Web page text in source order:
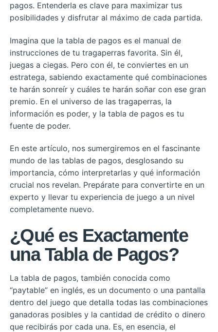
pagos. Entenderla es clave para maximizar tus
posibilidades y disfrutar al máximo de cada partida.
Imagina que la tabla de pagos es el manual de
instrucciones de tu tragaperras favorita. Sin él,
juegas a ciegas. Pero con él, te conviertes en un
estratega, sabiendo exactamente qué combinaciones
te harán sonreír y cuáles te harán soñar con ese gran
premio. En el universo de las tragaperras, la
información es poder, y la tabla de pagos es tu
fuente de poder.
En este artículo, nos sumergiremos en el fascinante
mundo de las tablas de pagos, desglosando su
importancia, cómo interpretarlas y qué información
crucial nos revelan. Prepárate para convertirte en un
experto y llevar tu experiencia de juego a un nivel
completamente nuevo.
¿Qué es Exactamente
una Tabla de Pagos?
La tabla de pagos, también conocida como
“paytable” en inglés, es un documento o una pantalla
dentro del juego que detalla todas las combinaciones
ganadoras posibles y la cantidad de crédito o dinero
que recibirás por cada una. Es, en esencia, el